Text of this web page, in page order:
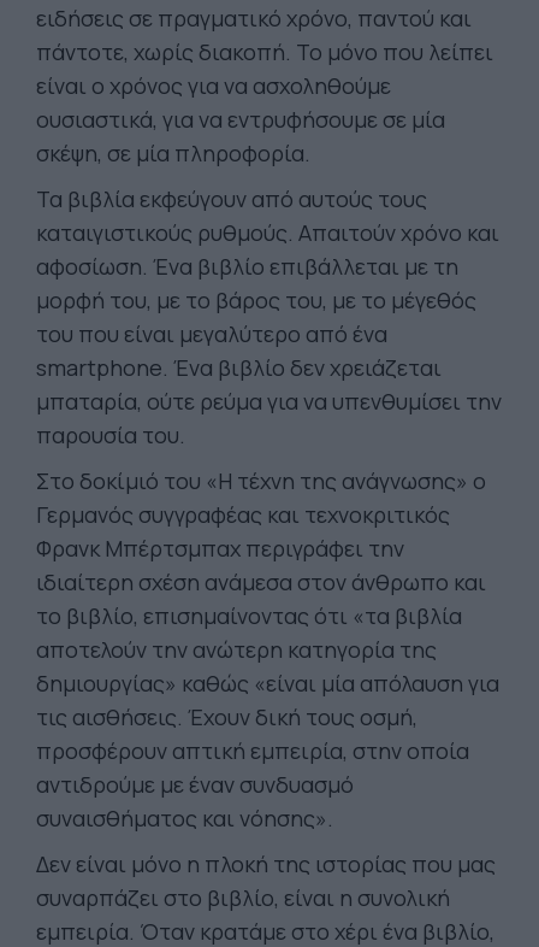
ειδήσεις σε πραγματικό χρόνο, παντού και
πάντοτε, χωρίς διακοπή. Το μόνο που λείπει
είναι ο χρόνος για να ασχοληθούμε
ουσιαστικά, για να εντρυφήσουμε σε μία
σκέψη, σε μία πληροφορία.
Τα βιβλία εκφεύγουν από αυτούς τους
καταιγιστικούς ρυθμούς. Απαιτούν χρόνο και
αφοσίωση. Ένα βιβλίο επιβάλλεται με τη
μορφή του, με το βάρος του, με το μέγεθός
του που είναι μεγαλύτερο από ένα
smartphone. Ένα βιβλίο δεν χρειάζεται
μπαταρία, ούτε ρεύμα για να υπενθυμίσει την
παρουσία του.
Στο δοκίμιό του «Η τέχνη της ανάγνωσης» ο
Γερμανός συγγραφέας και τεχνοκριτικός
Φρανκ Μπέρτσμπαχ περιγράφει την
ιδιαίτερη σχέση ανάμεσα στον άνθρωπο και
το βιβλίο, επισημαίνοντας ότι «τα βιβλία
αποτελούν την ανώτερη κατηγορία της
δημιουργίας» καθώς «είναι μία απόλαυση για
τις αισθήσεις. Έχουν δική τους οσμή,
προσφέρουν απτική εμπειρία, στην οποία
αντιδρούμε με έναν συνδυασμό
συναισθήματος και νόησης».
Δεν είναι μόνο η πλοκή της ιστορίας που μας
συναρπάζει στο βιβλίο, είναι η συνολική
εμπειρία. Όταν κρατάμε στο χέρι ένα βιβλίο,